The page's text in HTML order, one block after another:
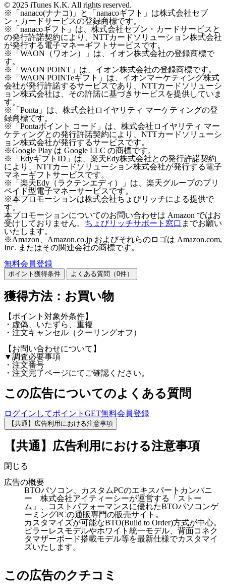
© 2025 iTunes K.K. All rights reserved.
※「nanaco(ナナコ)」と「nanacoギフト」は株式会社セブ
ン・カードサービスの登録商標です。
※「nanacoギフト」は、株式会社セブン・カードサービスと
の発行許諾契約により、NTTカードソリューション株式会社
が発行する電子マネーギフトサービスです。
※「WAON（ワオン）」は、イオン株式会社の登録商標で
す。
※「WAON POINT」は、イオン株式会社の登録商標です。
※「WAON POINTeギフト」は、イオンマーケティング株式
会社が発行許諾するサービスであり、NTTカードソリューシ
ョン株式会社は、その許諾に基づきサービスを提供していま
す。
※「Ponta」は、株式会社ロイヤリティ マーケティングの登
録商標です。
※「Pontaポイント コード」は、株式会社ロイヤリティ マー
ケティングとの発行許諾契約により、NTTカードソリューシ
ョン株式会社が発行するサービスです。
※Google Play は Google LLC の商標です。
※「EdyギフトID」は、楽天Edy株式会社との発行許諾契約
により、NTTカードソリューション株式会社が発行する電子
マネーギフトサービスです。
※「楽天Edy（ラクテンエディ）」は、楽天グループのプリ
ペイド型電子マネーサービスです。
※本プロモーションは株式会社ちょびリッチによる提供で
す。
本プロモーションについてのお問い合わせは Amazon ではお
受けしておりません。 ちょびリッチサポート窓口 までお願い
いたします。
※Amazon、Amazon.co.jp およびそれらのロゴは Amazon.com,
Inc. またはその関連会社の商標です。
無料会員登録
ポイント獲得条件 よくある質問（0件）
獲得方法：お買い物
【ポイント対象外条件】
・虚偽、いたずら、重複
・注文キャンセル（クーリングオフ）
【お問い合わせについて】
▼調査必要事項
・注文番号
・注文完了ページにてご確認ください。
この広告についてのよくある質問
ログインしてポイントGET無料会員登録
【共通】広告利用における注意事項
【共通】広告利用における注意事項
閉じる
広告の概要
BTOパソコン、カスタムPCのエキスパートカンパニ
ー 株式会社アイティーシーが運営する「ストー
ム」、コストパフォーマンスに優れたBTOパソコンゲ
ーミングPCの通販専門の販売サイト。
カスタマイズが可能なBTO(Build to Order)方式が中心。
ピラーレスモデルやホワイト統一モデル、背面コネク
タマザーボード搭載モデル等を最新仕様でカスタマイ
ズいたします。
この広告のクチコミ